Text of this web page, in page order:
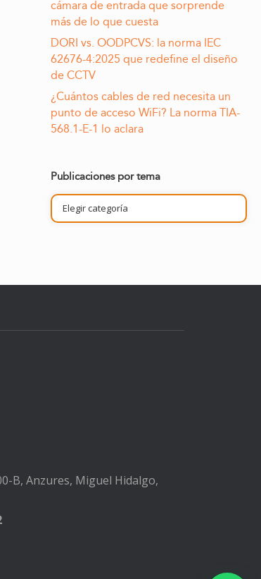
cámara de entrada que sorprende
más de lo que cuesta
DORI vs. OODPCVS: la norma IEC
62676-4:2025 que redefine el diseño
de CCTV
¿Cuántos cables de red necesita un
punto de acceso WiFi? La norma TIA-
568.1-E-1 lo aclara
Publicaciones por tema
Publicaciones
por
tema
B, Anzures, Miguel Hidalgo,